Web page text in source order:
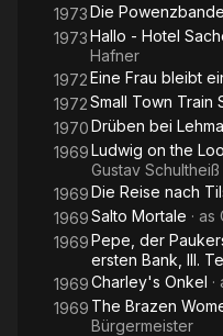
1973Die Powenzbande
1973Hallo - Hotel
Hafner
1972Eine Frau bleibt
1972Small Town Train
1970Drüben bei
1969Ludwig on the
Gustav Schultheiß
1969Die Reise nach
1969Salto Mortale · as
1969Pepe, der
ersten Bank, III.
1969Charley's Onkel ·
1969 The Brazen
Bürgermeister